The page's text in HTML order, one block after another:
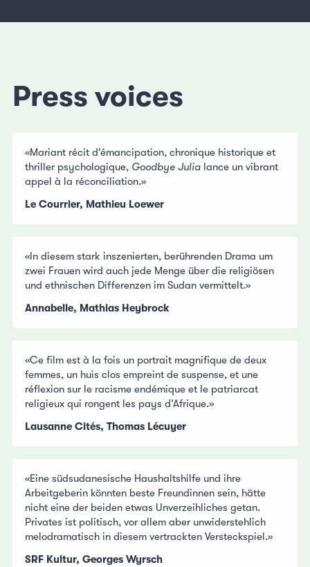
Press voices
«Mariant récit d’émancipation, chronique historique et
thriller psychologique, Goodbye Julia lance un vibrant
appel à la réconciliation.»
Le Courrier, Mathieu Loewer
«In diesem stark inszenierten, berührenden Drama um
zwei Frauen wird auch jede Menge über die religiösen
und ethnischen Differenzen im Sudan vermittelt.»
Annabelle, Mathias Heybrock
«Ce film est à la fois un portrait magnifique de deux
femmes, un huis clos empreint de suspense, et une
réflexion sur le racisme endémique et le patriarcat
religieux qui rongent les pays d’Afrique.»
Lausanne Cités, Thomas Lécuyer
«Eine südsudanesische Haushaltshilfe und ihre
Arbeitgeberin könnten beste Freundinnen sein, hätte
nicht eine der beiden etwas Unverzeihliches getan.
Privates ist politisch, vor allem aber unwiderstehlich
melodramatisch in diesem vertrackten Versteckspiel.»
SRF Kultur, Georges Wyrsch